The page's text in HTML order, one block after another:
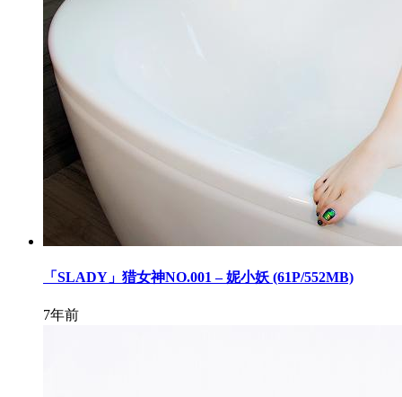
「SLADY」猎女神NO.001 – 妮小妖 (61P/552MB)
7年前